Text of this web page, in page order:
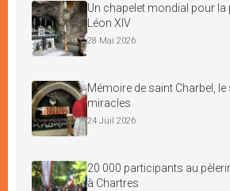
Un chapelet mondial pour la
Léon XIV
28 Mai 2026
Mémoire de saint Charbel,
miracles
24 Juil 2026
20 000 participants au
à Chartres